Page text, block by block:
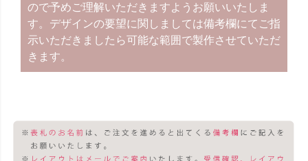
ので予めご理解いただきますようお願いいたしま
す。デザインの要望に関しましては備考欄にてご指
示いただきましたら可能な範囲で製作させていただ
きます。